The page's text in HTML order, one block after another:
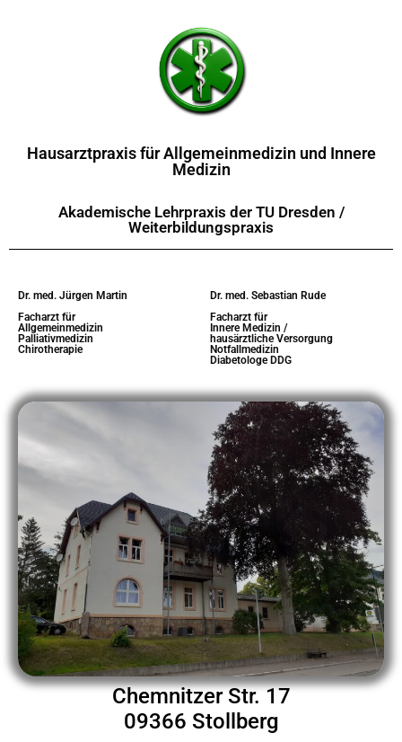
Hausarztpraxis für Allgemeinmedizin und Innere
Medizin
Akademische Lehrpraxis der TU Dresden /
Weiterbildungspraxis
Dr. med. Jürgen Martin
Facharzt für
Allgemeinmedizin
Palliativmedizin
Chirotherapie
Dr. med. Sebastian Rude
Facharzt für
Innere Medizin /
hausärztliche Versorgung
Notfallmedizin
Diabetologe DDG
Chemnitzer Str. 17
09366 Stollberg